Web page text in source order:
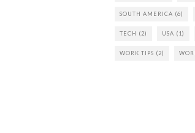
SOUTH AMERICA (6)
TECH (2) USA (1)
WORK TIPS (2)